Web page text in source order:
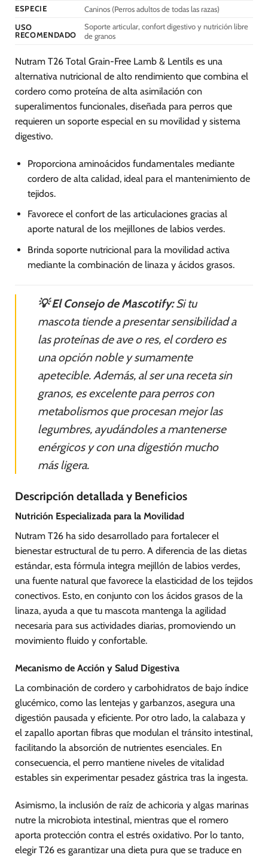
producto producto
ESPECIE
Caninos (Perros adultos de todas las razas)
USO
RECOMENDADO
Soporte articular, confort digestivo y nutrición libre
de granos
Nutram T26 Total Grain-Free Lamb & Lentils es una
alternativa nutricional de alto rendimiento que combina el
cordero como proteína de alta asimilación con
superalimentos funcionales, diseñada para perros que
requieren un soporte especial en su movilidad y sistema
digestivo.
Proporciona aminoácidos fundamentales mediante
cordero de alta calidad, ideal para el mantenimiento de
tejidos.
Favorece el confort de las articulaciones gracias al
aporte natural de los mejillones de labios verdes.
Brinda soporte nutricional para la movilidad activa
mediante la combinación de linaza y ácidos grasos.
💡 El Consejo de Mascotify:Si tu
mascota tiende a presentar sensibilidad a
las proteínas de ave o res, el cordero es
una opción noble y sumamente
apetecible. Además, al ser una receta sin
granos, es excelente para perros con
metabolismos que procesan mejor las
legumbres, ayudándoles a mantenerse
enérgicos y con una digestión mucho
más ligera.
Descripción detallada y Beneficios
Nutrición Especializada para la Movilidad
Nutram T26 ha sido desarrollado para fortalecer el
bienestar estructural de tu perro. A diferencia de las dietas
estándar, esta fórmula integra mejillón de labios verdes,
una fuente natural que favorece la elasticidad de los tejidos
conectivos. Esto, en conjunto con los ácidos grasos de la
linaza, ayuda a que tu mascota mantenga la agilidad
necesaria para sus actividades diarias, promoviendo un
movimiento fluido y confortable.
Mecanismo de Acción y Salud Digestiva
La combinación de cordero y carbohidratos de bajo índice
glucémico, como las lentejas y garbanzos, asegura una
digestión pausada y eficiente. Por otro lado, la calabaza y
el zapallo aportan fibras que modulan el tránsito intestinal,
facilitando la absorción de nutrientes esenciales. En
consecuencia, el perro mantiene niveles de vitalidad
estables sin experimentar pesadez gástrica tras la ingesta.
Asimismo, la inclusión de raíz de achicoria y algas marinas
nutre la microbiota intestinal, mientras que el romero
aporta protección contra el estrés oxidativo. Por lo tanto,
elegir T26 es garantizar una dieta pura que se traduce en